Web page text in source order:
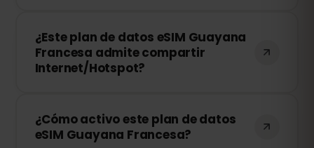
cualquier momento sin necesidad de
reinstalar tu eSIM. Solo accede a tu
cuenta y elige la cantidad de datos
¿Este plan de datos eSIM Guayana
Francesa admite compartir
Internet/Hotspot?
mediante Hotspot con otros
dispositivos. Sin embargo, la velocidad y
¿Cómo activo este plan de datos
eSIM Guayana Francesa?